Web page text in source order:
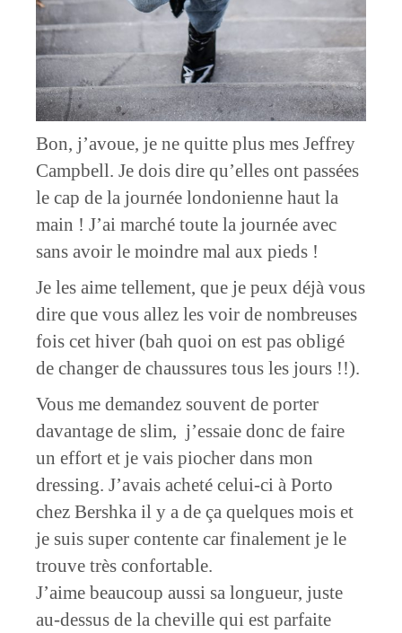
Bon, j’avoue, je ne quitte plus mes Jeffrey
Campbell. Je dois dire qu’elles ont passées
le cap de la journée londonienne haut la
main ! J’ai marché toute la journée avec
sans avoir le moindre mal aux pieds !
Je les aime tellement, que je peux déjà vous
dire que vous allez les voir de nombreuses
fois cet hiver (bah quoi on est pas obligé
de changer de chaussures tous les jours !!).
Vous me demandez souvent de porter
davantage de slim, j’essaie donc de faire
un effort et je vais piocher dans mon
dressing. J’avais acheté celui-ci à Porto
chez Bershka il y a de ça quelques mois et
je suis super contente car finalement je le
trouve très confortable.
J’aime beaucoup aussi sa longueur, juste
au-dessus de la cheville qui est parfaite